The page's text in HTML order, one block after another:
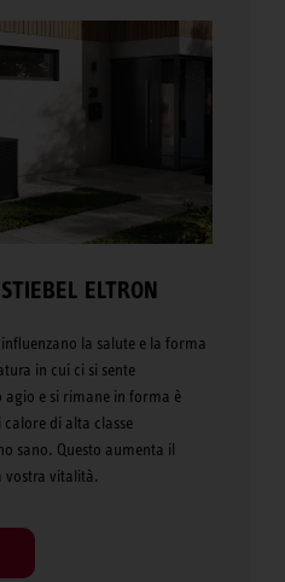
ELTRON
la salute e la forma
in cui ci si sente
e si rimane in forma è
di alta classe
sano. Questo aumenta il
vitalità.